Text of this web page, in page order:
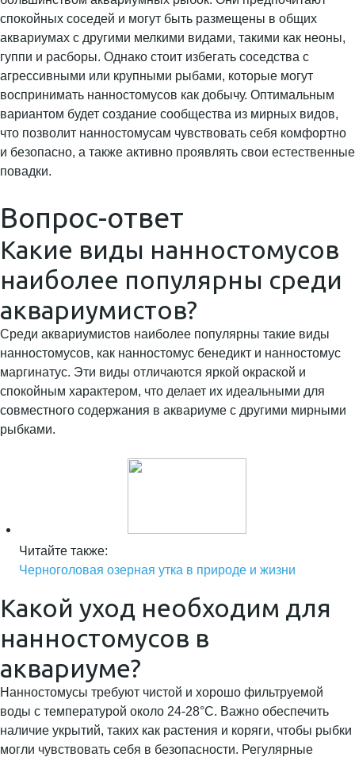
спокойных соседей и могут быть размещены в общих
аквариумах с другими мелкими видами, такими как неоны,
гуппи и расборы. Однако стоит избегать соседства с
агрессивными или крупными рыбами, которые могут
воспринимать нанностомусов как добычу. Оптимальным
вариантом будет создание сообщества из мирных видов,
что позволит нанностомусам чувствовать себя комфортно
и безопасно, а также активно проявлять свои естественные
повадки.
Вопрос-ответ
Какие виды нанностомусов
наиболее популярны среди
аквариумистов?
Среди аквариумистов наиболее популярны такие виды
нанностомусов, как нанностомус бенедикт и нанностомус
маргинатус. Эти виды отличаются яркой окраской и
спокойным характером, что делает их идеальными для
совместного содержания в аквариуме с другими мирными
рыбками.
Читайте также:
Черноголовая озерная утка в природе и жизни
Какой уход необходим для
нанностомусов в
аквариуме?
Нанностомусы требуют чистой и хорошо фильтруемой
воды с температурой около 24-28°C. Важно обеспечить
наличие укрытий, таких как растения и коряги, чтобы рыбки
могли чувствовать себя в безопасности. Регулярные